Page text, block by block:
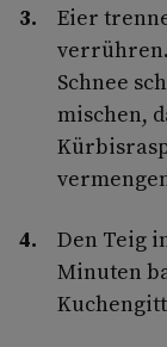
Eier
Schnee
mischen,
Den Teig
Minuten